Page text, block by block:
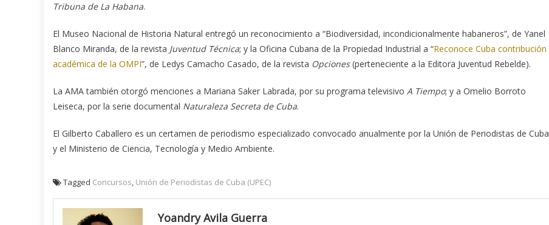
Tribuna de La Habana.
El Museo Nacional de Historia Natural entregó un reconocimiento a “Biodiversidad, incondicionalmente habaneros”, de Yanel
Blanco Miranda, de la revista Juventud Técnica; y la Oficina Cubana de la Propiedad Industrial a “Reconoce Cuba contribución
académica de la OMPI”, de Ledys Camacho Casado, de la revista Opciones(perteneciente a la Editora Juventud Rebelde).
La AMA también otorgó menciones a Mariana Saker Labrada, por su programa televisivo A Tiempo; y a Omelio Borroto
Leiseca, por la serie documental Naturaleza Secreta de Cuba.
El Gilberto Caballero es un certamen de periodismo especializado convocado anualmente por la Unión de Periodistas de Cuba
y el Ministerio de Ciencia, Tecnología y Medio Ambiente.
Tagged Concursos, Unión de Periodistas de Cuba (UPEC)
Yoandry Avila Guerra